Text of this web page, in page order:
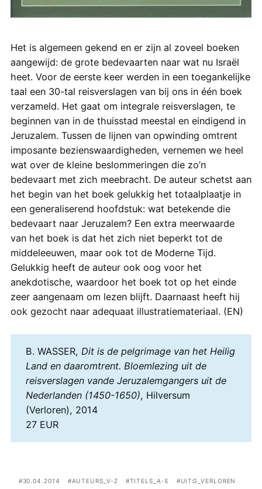
Het is algemeen gekend en er zijn al zoveel boeken
aangewijd: de grote bedevaarten naar wat nu Israël
heet. Voor de eerste keer werden in een toegankelijke
taal een 30-tal reisverslagen van bij ons in één boek
verzameld. Het gaat om integrale reisverslagen, te
beginnen van in de thuisstad meestal en eindigend in
Jeruzalem. Tussen de lijnen van opwinding omtrent
imposante bezienswaardigheden, vernemen we heel
wat over de kleine beslommeringen die zo’n
bedevaart met zich meebracht. De auteur schetst aan
het begin van het boek gelukkig het totaalplaatje in
een generaliserend hoofdstuk: wat betekende die
bedevaart naar Jeruzalem? Een extra meerwaarde
van het boek is dat het zich niet beperkt tot de
middeleeuwen, maar ook tot de Moderne Tijd.
Gelukkig heeft de auteur ook oog voor het
anekdotische, waardoor het boek tot op het einde
zeer aangenaam om lezen blijft. Daarnaast heeft hij
ook gezocht naar adequaat illustratiemateriaal. (EN)
B. WASSER, Dit is de pelgrimage van het Heilig
Land en daaromtrent. Bloemlezing uit de
reisverslagen vande Jeruzalemgangers uit de
Nederlanden (1450-1650), Hilversum
(Verloren), 2014
27 EUR
30.04.2014 AUTEURS_V-Z TITELS_A-E UITG_VERLOREN